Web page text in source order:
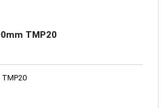
TMP20
TMP20